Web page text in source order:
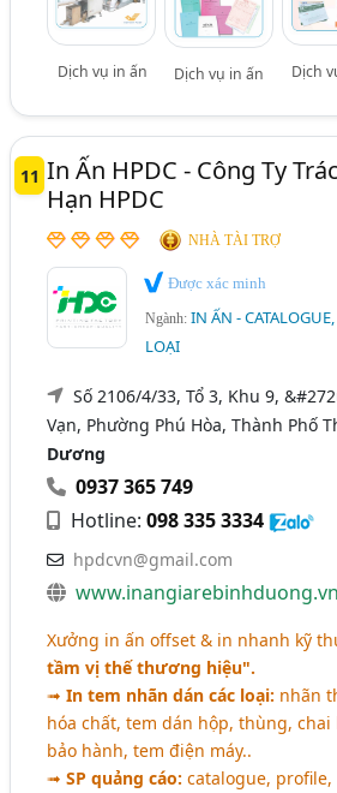
Dịch vụ in ấn Dịch vụ in ấn Dịch
11 In Ấn HPDC - Công Ty
Hạn HPDC
NHÀ TÀI TRỢ
Được xác minh
Ngành:IN ẤN -
LOẠI
Số 2106/4/33, Tổ 3, Khu 9,
Vạn, Phường Phú Hòa, Thành Phố
Dương
0937 365 749
Hotline:098 335 3334
hpdcvn@gmail.com
www.inangiarebinhduong.vn
Xưởng in ấn offset & in nhanh kỹ
tầm vị thế thương hiệu".
➟In tem nhãn dán các loại: nhãn
hóa chất, tem dán hộp, thùng, chai
bảo hành, tem điện máy..
➟SP quảng cáo: catalogue,